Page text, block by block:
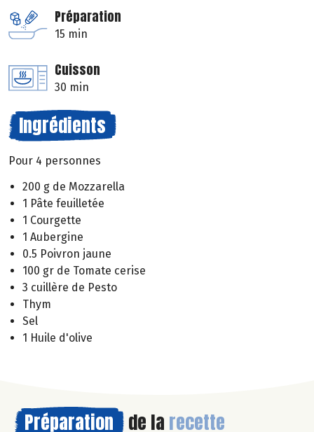
Préparation
15 min
Cuisson
30 min
Ingrédients
Pour 4 personnes
200 g de Mozzarella
1 Pâte feuilletée
1 Courgette
1 Aubergine
0.5 Poivron jaune
100 gr de Tomate cerise
3 cuillère de Pesto
Thym
Sel
1 Huile d'olive
Préparation de la recette